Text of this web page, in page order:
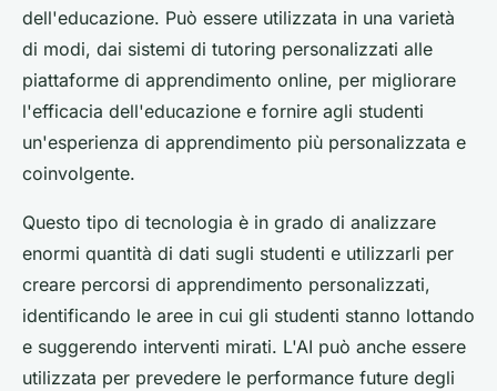
dell'educazione. Può essere utilizzata in una varietà
di modi, dai sistemi di tutoring personalizzati alle
piattaforme di apprendimento online, per migliorare
l'efficacia dell'educazione e fornire agli studenti
un'esperienza di apprendimento più personalizzata e
coinvolgente.
Questo tipo di tecnologia è in grado di analizzare
enormi quantità di dati sugli studenti e utilizzarli per
creare percorsi di apprendimento personalizzati,
identificando le aree in cui gli studenti stanno lottando
e suggerendo interventi mirati. L'AI può anche essere
utilizzata per prevedere le performance future degli